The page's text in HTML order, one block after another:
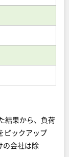
結果から、負荷
ピックアップ
の会社は除